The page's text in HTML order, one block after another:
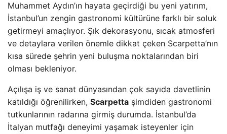
Muhammet Aydın’ın hayata geçirdiği bu yeni yatırım,
İstanbul’un zengin gastronomi kültürüne farklı bir soluk
getirmeyi amaçlıyor. Şık dekorasyonu, sıcak atmosferi
ve detaylara verilen önemle dikkat çeken Scarpetta’nın
kısa sürede şehrin yeni buluşma noktalarından biri
olması bekleniyor.
Açılışa iş ve sanat dünyasından çok sayıda davetlinin
katıldığı öğrenilirken, Scarpetta şimdiden gastronomi
tutkunlarının radarına girmiş durumda. İstanbul’da
İtalyan mutfağı deneyimi yaşamak isteyenler için